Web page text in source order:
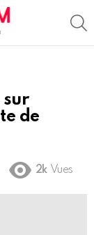
sur
de
2k Vues